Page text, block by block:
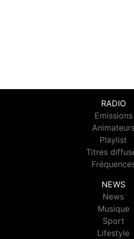
RADIO
Emissions
Playlist
Titres
NEWS
News
Musique
Sport
Lifestyle